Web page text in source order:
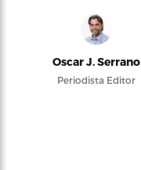
Oscar J. Serrano
Periodista Editor